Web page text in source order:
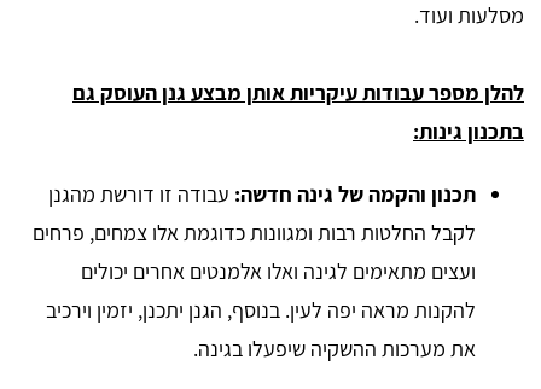
מסלעות ועוד.
להלן מספר עבודות עיקריות אותן מבצע גנן העוסק גם
בתכנון גינות:
תכנון והקמה של גינה חדשה: עבודה זו דורשת מהגנן
לקבל החלטות רבות ומגוונות כדוגמת אלו צמחים, פרחים
ועצים מתאימים לגינה ואלו אלמנטים אחרים יכולים
להקנות מראה יפה לעין. בנוסף, הגנן יתכנן, יזמין וירכיב
את מערכות ההשקיה שיפעלו בגינה.